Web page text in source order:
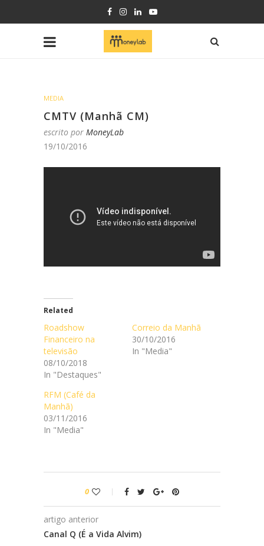
MEDIA
CMTV (Manhã CM)
escrito por MoneyLab
19/10/2016
Related
Roadshow
Financeiro na
televisão
08/10/2018
In "Destaques"
Correio da Manhã
30/10/2016
In "Media"
RFM (Café da
Manhã)
03/11/2016
In "Media"
0
artigo anterior
Canal Q (É a Vida Alvim)